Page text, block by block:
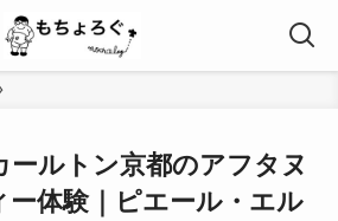
ールトン京都のアフタヌ
ー体験｜ピエール・エル